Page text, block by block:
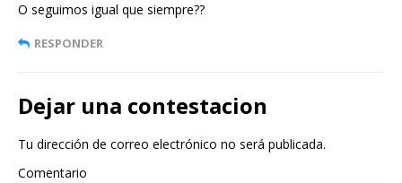
O seguimos igual que siempre??
RESPONDER
Dejar una contestacion
Tu dirección de correo electrónico no será publicada.
Comentario